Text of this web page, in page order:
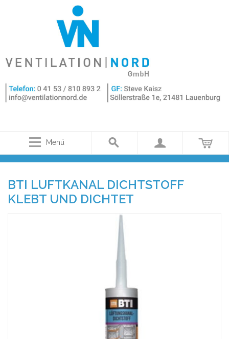
Menü
BTI LUFTKANAL DICHTSTOFF
KLEBT UND DICHTET